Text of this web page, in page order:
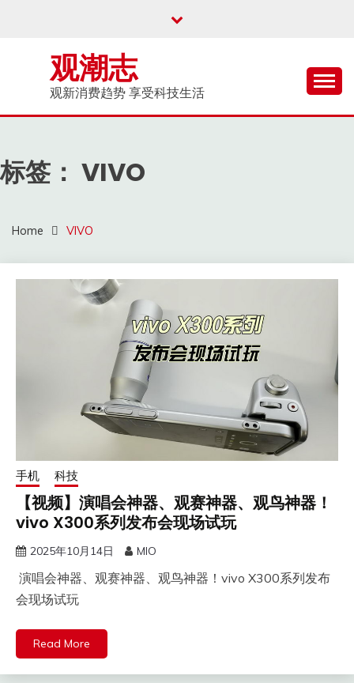
观潮志
观新消费趋势 享受科技生活
标签： VIVO
Home VIVO
手机 科技
【视频】演唱会神器、观赛神器、观鸟神器！
vivo X300系列发布会现场试玩
2025年10月14日 MIO
演唱会神器、观赛神器、观鸟神器！vivo X300系列发布
会现场试玩
Read More